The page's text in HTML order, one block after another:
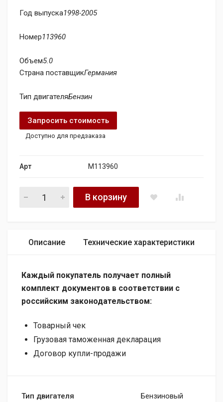
Год выпуска1998-2005
Номер113960
Объем5.0
Страна поставщикГермания
Тип двигателяБензин
Запросить стоимость
Доступно для предзаказа
Арт M113960
Двигатель Мерседес C215 CL 500 M113.960 5.0Л M113960
В корзину
Описание Технические характеристики
Каждый покупатель получает полный
комплект документов в соответствии с
российским законодательством:
Товарный чек
Грузовая таможенная декларация
Договор купли-продажи
Тип двигателя Бензиновый